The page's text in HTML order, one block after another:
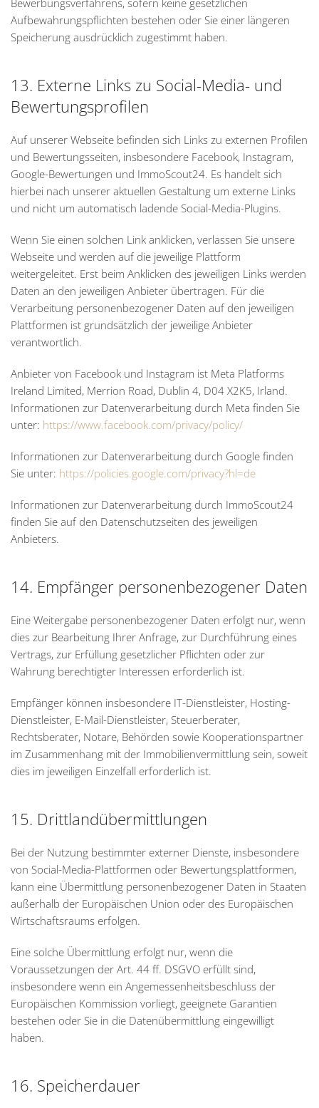
Bewerbungsverfahrens, sofern keine gesetzlichen
Aufbewahrungspflichten bestehen oder Sie einer längeren
Speicherung ausdrücklich zugestimmt haben.
13. Externe Links zu Social-Media- und
Bewertungsprofilen
Auf unserer Webseite befinden sich Links zu externen Profilen
und Bewertungsseiten, insbesondere Facebook, Instagram,
Google-Bewertungen und ImmoScout24. Es handelt sich
hierbei nach unserer aktuellen Gestaltung um externe Links
und nicht um automatisch ladende Social-Media-Plugins.
Wenn Sie einen solchen Link anklicken, verlassen Sie unsere
Webseite und werden auf die jeweilige Plattform
weitergeleitet. Erst beim Anklicken des jeweiligen Links werden
Daten an den jeweiligen Anbieter übertragen. Für die
Verarbeitung personenbezogener Daten auf den jeweiligen
Plattformen ist grundsätzlich der jeweilige Anbieter
verantwortlich.
Anbieter von Facebook und Instagram ist Meta Platforms
Ireland Limited, Merrion Road, Dublin 4, D04 X2K5, Irland.
Informationen zur Datenverarbeitung durch Meta finden Sie
unter: https://www.facebook.com/privacy/policy/
Informationen zur Datenverarbeitung durch Google finden
Sie unter: https://policies.google.com/privacy?hl=de
Informationen zur Datenverarbeitung durch ImmoScout24
finden Sie auf den Datenschutzseiten des jeweiligen
Anbieters.
14. Empfänger personenbezogener Daten
Eine Weitergabe personenbezogener Daten erfolgt nur, wenn
dies zur Bearbeitung Ihrer Anfrage, zur Durchführung eines
Vertrags, zur Erfüllung gesetzlicher Pflichten oder zur
Wahrung berechtigter Interessen erforderlich ist.
Empfänger können insbesondere IT-Dienstleister, Hosting-
Dienstleister, E-Mail-Dienstleister, Steuerberater,
Rechtsberater, Notare, Behörden sowie Kooperationspartner
im Zusammenhang mit der Immobilienvermittlung sein, soweit
dies im jeweiligen Einzelfall erforderlich ist.
15. Drittlandübermittlungen
Bei der Nutzung bestimmter externer Dienste, insbesondere
von Social-Media-Plattformen oder Bewertungsplattformen,
kann eine Übermittlung personenbezogener Daten in Staaten
außerhalb der Europäischen Union oder des Europäischen
Wirtschaftsraums erfolgen.
Eine solche Übermittlung erfolgt nur, wenn die
Voraussetzungen der Art. 44 ff. DSGVO erfüllt sind,
insbesondere wenn ein Angemessenheitsbeschluss der
Europäischen Kommission vorliegt, geeignete Garantien
bestehen oder Sie in die Datenübermittlung eingewilligt
haben.
16. Speicherdauer